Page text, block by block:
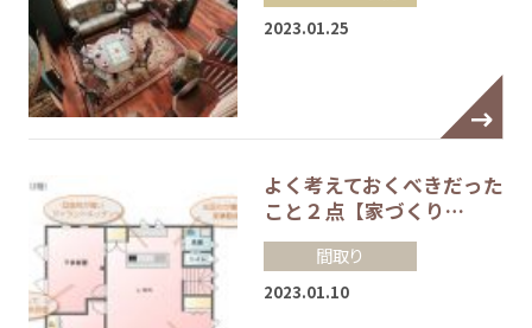
2023.01.25
よく考えておくべきだった
こと２点【家づくり…
間取り
2023.01.10